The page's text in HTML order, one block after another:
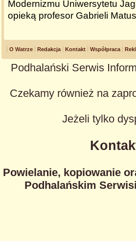
Modernizmu Uniwersytetu
opieką profesor Gabrieli
O Watrze Redakcja Kontakt Współpraca
Podhalański Serwis
Czekamy również na
Jeżeli tylko
Powielanie, kopiowanie
Podhalańskim